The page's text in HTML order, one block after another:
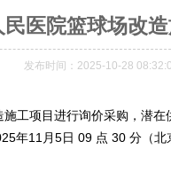
民医院篮球场改
发布时间：2025-10-28
工项目进行询价采购，潜
年11月5日 09 点 30 分（